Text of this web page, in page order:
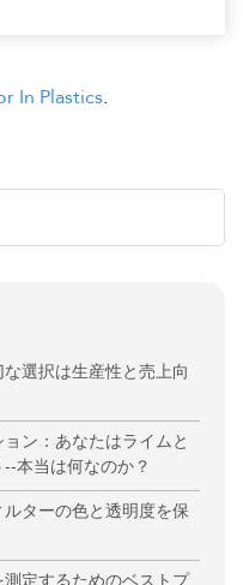
In Plastics.
選択は生産性と売上向
ン：あなたはライムと
本当は何なのか？
ターの色と透明度を保